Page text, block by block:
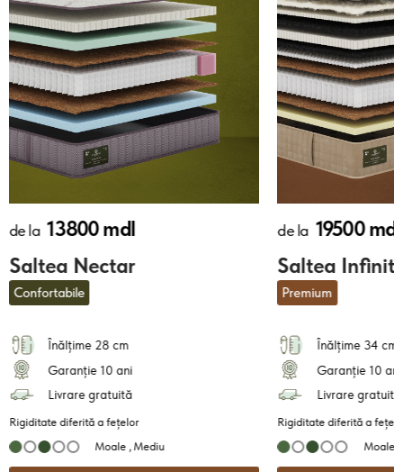
de la 13800 mdl
Saltea Nectar
Confortabile
Înălțime 28 cm
Garanție 10 ani
Livrare gratuită
Rigiditate diferită a fețelor
Moale , Mediu
de la 19500 mdl
Saltea
Premium
Înălțime 34 cm
Garanție 10 ani
Livrare gratuită
Rigiditate diferită a
Moale ,